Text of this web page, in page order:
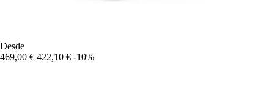
Desde
469,00 € 422,10 € -10%